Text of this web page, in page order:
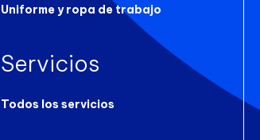
Uniforme y ropa de trabajo
Servicios
Todos los servicios